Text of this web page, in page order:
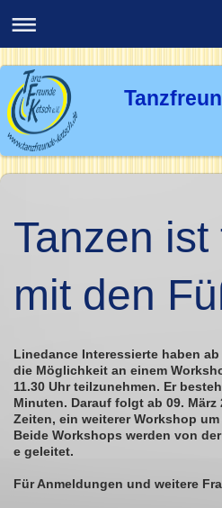
Tanzen
mit den
Linedance Interessierte haben
die Möglichkeit an einem
11.30 Uhr teilzunehmen. Er
Minuten. Darauf folgt ab 09. März
Zeiten, ein weiterer Workshop
Beide Workshops werden von
e geleitet.
Für Anmeldungen und weitere